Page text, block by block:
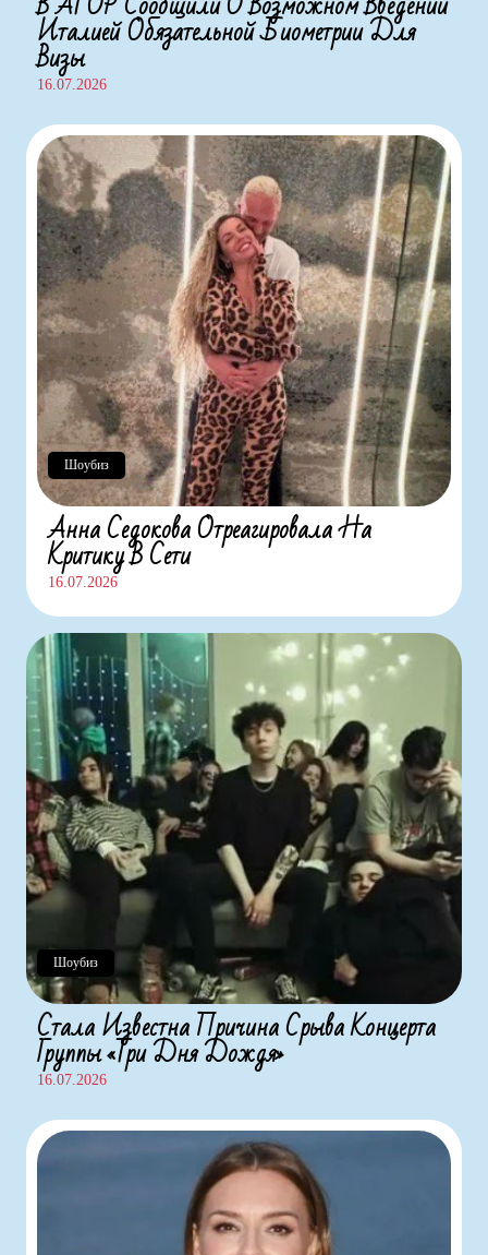
Италией Обязательной Биометрии Для
Визы
16.07.2026
Анна Седокова Отреагировала На
Критику В Сети
16.07.2026
Шоубиз
Шоубиз
Стала Известна Причина Срыва Концерта
Группы «Три Дня Дождя»
16.07.2026